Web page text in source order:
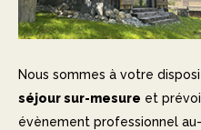
Nous sommes à votre
séjour sur-mesure et
évènement professionnel